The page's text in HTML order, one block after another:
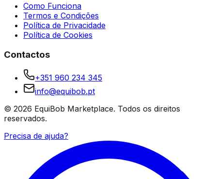
Como Funciona
Termos e Condições
Política de Privacidade
Política de Cookies
Contactos
+351 960 234 345
info@equibob.pt
© 2026 EquiBob Marketplace. Todos os direitos
reservados.
Precisa de ajuda?